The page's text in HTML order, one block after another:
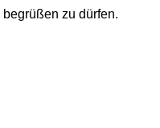
zu dürfen.